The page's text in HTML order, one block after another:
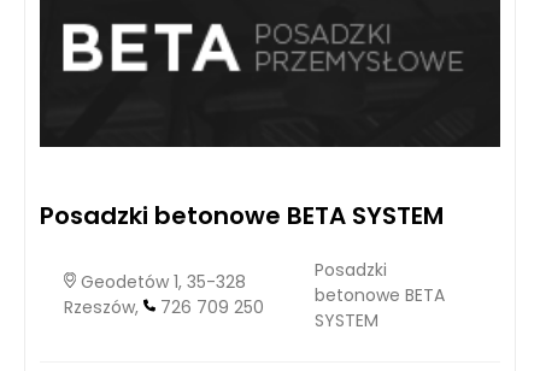
Posadzki betonowe BETA SYSTEM
Geodetów 1, 35-328
Rzeszów,
726 709 250
Posadzki
betonowe BETA
SYSTEM